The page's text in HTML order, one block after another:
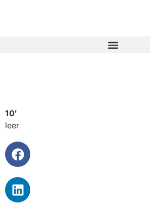
10′
leer